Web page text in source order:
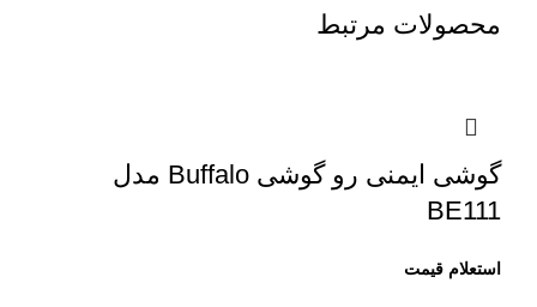
محصولات مرتبط
گوشی ایمنی رو گوشی Buffalo مدل
BE111